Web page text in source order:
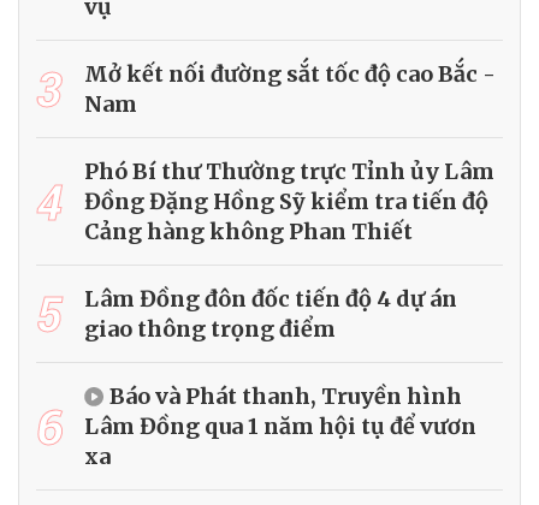
vụ
3
Mở kết nối đường sắt tốc độ cao Bắc -
Nam
4
Phó Bí thư Thường trực Tỉnh ủy Lâm
Đồng Đặng Hồng Sỹ kiểm tra tiến độ
Cảng hàng không Phan Thiết
5
Lâm Đồng đôn đốc tiến độ 4 dự án
giao thông trọng điểm
6
Báo và Phát thanh, Truyền hình
Lâm Đồng qua 1 năm hội tụ để vươn
xa